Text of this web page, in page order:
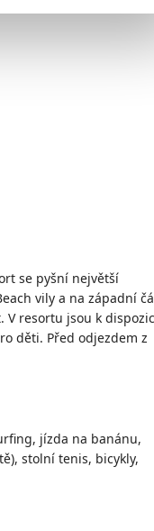
se pyšní největší
vily a na západní
V resortu jsou k
děti. Před odjezdem z
jízda na banánu,
stolní tenis, bicykly,